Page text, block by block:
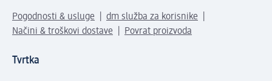
Pogodnosti & usluge
dm služba za korisnike
Načini & troškovi dostave
Povrat proizvoda
Tvrtka